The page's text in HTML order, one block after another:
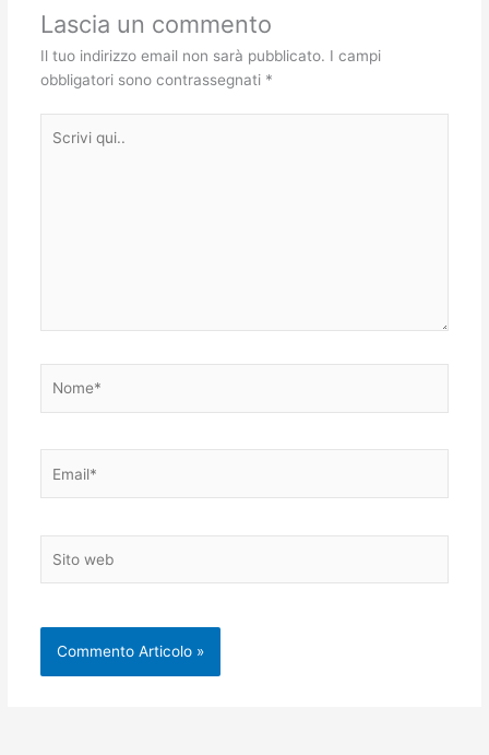
Lascia un commento
Il tuo indirizzo email non sarà pubblicato. I campi
obbligatori sono contrassegnati *
qui..
web